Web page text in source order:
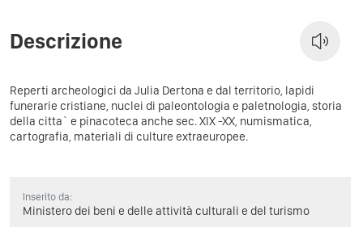
Descrizione
Reperti archeologici da Julia Dertona e dal territorio, lapidi
funerarie cristiane, nuclei di paleontologia e paletnologia, storia
della citta` e pinacoteca anche sec. XIX -XX, numismatica,
cartografia, materiali di culture extraeuropee.
Inserito da:
Ministero dei beni e delle attività culturali e del turismo